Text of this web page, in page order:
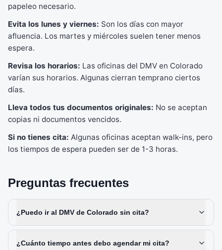
papeleo necesario.
Evita los lunes y viernes: Son los días con mayor
afluencia. Los martes y miércoles suelen tener menos
espera.
Revisa los horarios: Las oficinas del DMV en Colorado
varían sus horarios. Algunas cierran temprano ciertos
días.
Lleva todos tus documentos originales: No se aceptan
copias ni documentos vencidos.
Si no tienes cita: Algunas oficinas aceptan walk-ins, pero
los tiempos de espera pueden ser de 1-3 horas.
Preguntas frecuentes
¿Puedo ir al DMV de Colorado sin cita?
¿Cuánto tiempo antes debo agendar mi cita?